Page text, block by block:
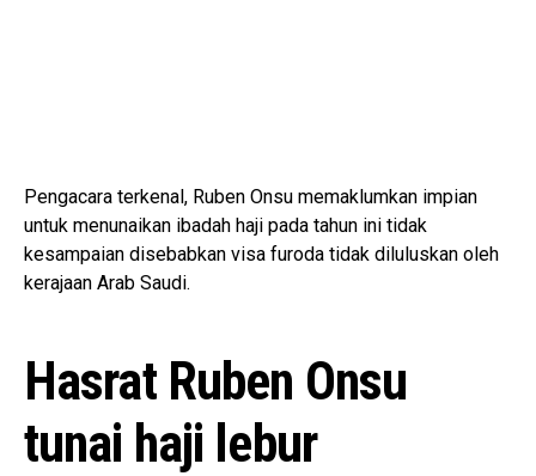
Pengacara terkenal, Ruben Onsu memaklumkan impian
untuk menunaikan ibadah haji pada tahun ini tidak
kesampaian disebabkan visa furoda tidak diluluskan oleh
kerajaan Arab Saudi.
Hasrat Ruben Onsu
tunai haji lebur